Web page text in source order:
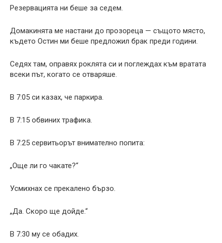
Резервацията ни беше за седем.
Домакинята ме настани до прозореца — същото място,
където Остин ми беше предложил брак преди години.
Седях там, оправях роклята си и поглеждах към вратата
всеки път, когато се отваряше.
В 7:05 си казах, че паркира.
В 7:15 обвиних трафика.
В 7:25 сервитьорът внимателно попита:
„Още ли го чакате?“
Усмихнах се прекалено бързо.
„Да. Скоро ще дойде.“
В 7:30 му се обадих.